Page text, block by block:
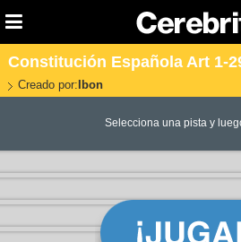
Constitución Española Art 1-
Creado por: Ibon
Selecciona una pista y